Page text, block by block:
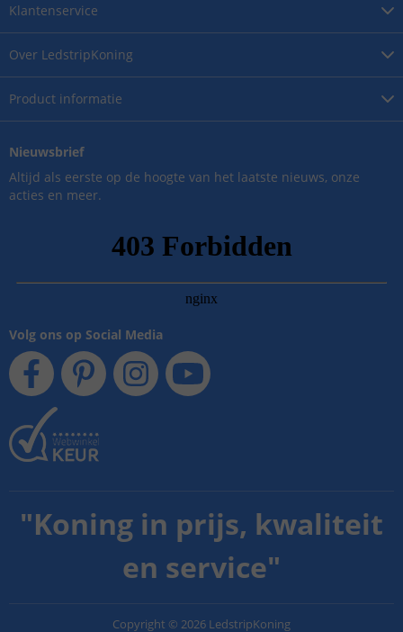
Over LedstripKoning
Product informatie
Klantenservice
Nieuwsbrief
Altijd als eerste op de hoogte van het laatste nieuws, onze
acties en meer.
Volg ons op Social Media
"Koning in prijs, kwaliteit
en service"
Copyright © 2026 LedstripKoning